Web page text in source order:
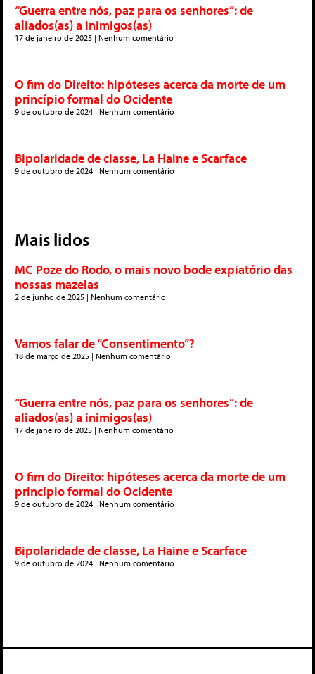
“Guerra entre nós, paz para os senhores”: de
aliados(as) a inimigos(as)
17 de janeiro de 2025 Nenhum comentário
O fim do Direito: hipóteses acerca da morte de um
princípio formal do Ocidente
9 de outubro de 2024 Nenhum comentário
Bipolaridade de classe, La Haine e Scarface
9 de outubro de 2024 Nenhum comentário
Mais lidos
MC Poze do Rodo, o mais novo bode expiatório das
nossas mazelas
2 de junho de 2025 Nenhum comentário
Vamos falar de “Consentimento”?
18 de março de 2025 Nenhum comentário
“Guerra entre nós, paz para os senhores”: de
aliados(as) a inimigos(as)
17 de janeiro de 2025 Nenhum comentário
O fim do Direito: hipóteses acerca da morte de um
princípio formal do Ocidente
9 de outubro de 2024 Nenhum comentário
Bipolaridade de classe, La Haine e Scarface
9 de outubro de 2024 Nenhum comentário